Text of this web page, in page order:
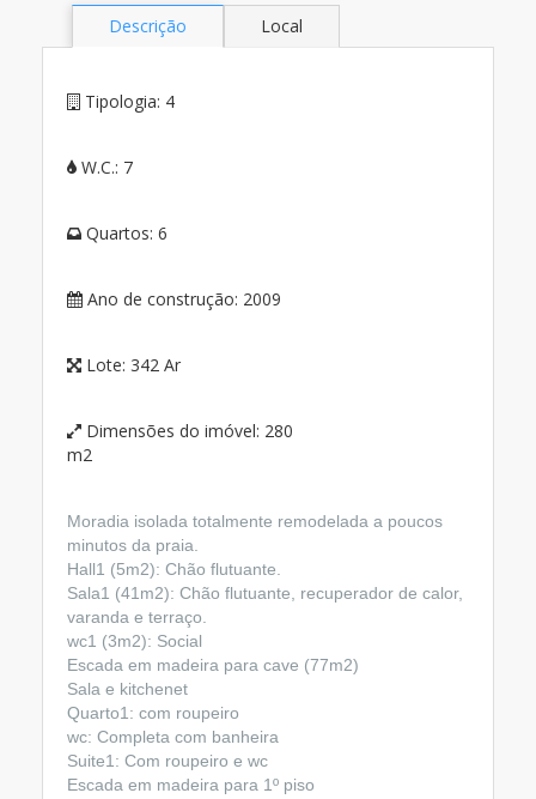
Descrição Local
Tipologia: 4
W.C.: 7
Quartos: 6
Ano de construção: 2009
Lote: 342 Ar
Dimensões do imóvel: 280
m2
Moradia isolada totalmente remodelada a poucos
minutos da praia.
Hall1 (5m2): Chão flutuante.
Sala1 (41m2): Chão flutuante, recuperador de calor,
varanda e terraço.
wc1 (3m2): Social
Escada em madeira para cave (77m2)
Sala e kitchenet
Quarto1: com roupeiro
wc: Completa com banheira
Suite1: Com roupeiro e wc
Escada em madeira para 1º piso